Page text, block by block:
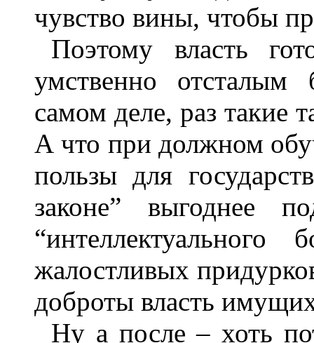
чувство вины, чтобы
Поэтому власть
умственно
самом деле, раз такие
А что при должном
пользы для
законе” выгоднее
жалостливых
доброты власть
Ну а после – хоть